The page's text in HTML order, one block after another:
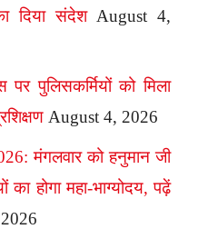
दिया संदेश August 4,
पर पुलिसकर्मियों को मिला
August 4, 2026
मंगलवार को हनुमान जी
होगा महा-भाग्योदय, पढ़ें